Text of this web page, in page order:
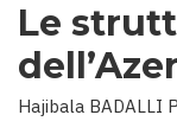
Le
Hajibala BADALLI